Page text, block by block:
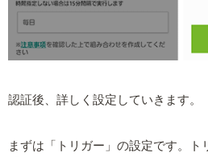
認証後、詳しく設定していきます。
まずは「トリガー」の設定です。ト